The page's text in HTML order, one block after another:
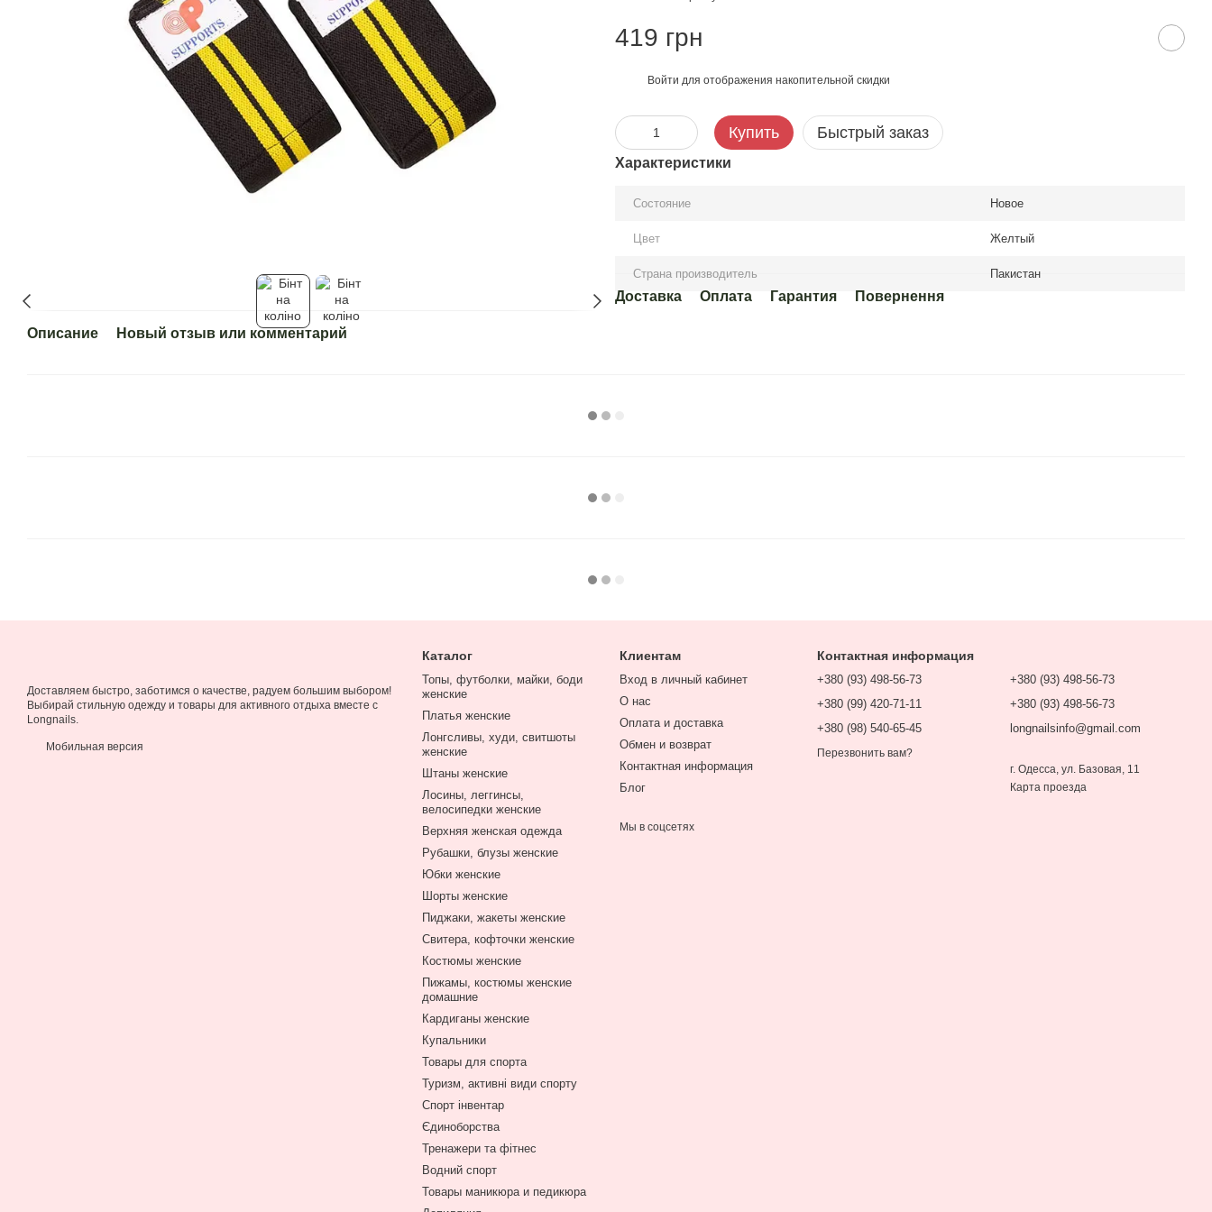
Описание Новый отзыв или комментарий
419 грн
Войти для отображения накопительной скидки
Купить Быстрый заказ
Характеристики
Состояние Новое
Цвет Желтый
Страна производитель Пакистан
Доставка Оплата Гарантия Повернення
Доставляем быстро, заботимся о качестве, радуем большим выбором!
Выбирай стильную одежду и товары для активного отдыха вместе с
Longnails.
Мобильная версия
Каталог
Топы, футболки, майки, боди
женские
Платья женские
Лонгсливы, худи, свитшоты
женские
Штаны женские
Лосины, леггинсы,
велосипедки женские
Верхняя женская одежда
Рубашки, блузы женские
Юбки женские
Шорты женские
Пиджаки, жакеты женские
Свитера, кофточки женские
Костюмы женские
Пижамы, костюмы женские
домашние
Кардиганы женские
Купальники
Товары для спорта
Туризм, активні види спорту
Спорт інвентар
Єдиноборства
Тренажери та фітнес
Водний спорт
Товары маникюра и педикюра
Клиентам
Вход в личный кабинет
О нас
Оплата и доставка
Обмен и возврат
Контактная информация
Блог
Мы в соцсетях
Контактная информация
+380 (93) 498-56-73
+380 (99) 420-71-11
+380 (98) 540-65-45
Перезвонить вам?
+380 (93) 498-56-73
+380 (93) 498-56-73
longnailsinfo@gmail.com
г. Одесса, ул. Базовая, 11
Карта проезда